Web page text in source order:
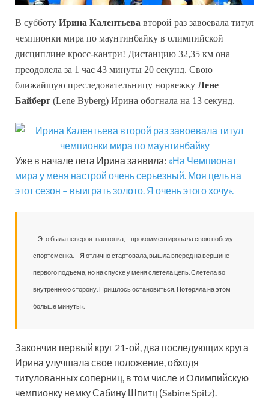
В субботу Ирина Калентьева второй раз завоевала титул
чемпионки мира по маунтинбайку в олимпийской
дисциплине кросс-кантри! Дистанцию 32,35 км она
преодолела за 1 час 43 минуты 20 секунд. Свою
ближайшую преследовательницу норвежку Лене
Байберг (Lene Byberg) Ирина обогнала на 13 секунд.
Уже в начале лета Ирина заявила: «На Чемпионат
мира у меня настрой очень серьезный. Моя цель на
этот сезон – выиграть золото. Я очень этого хочу».
– Это была невероятная гонка, – прокомментировала свою победу
спортсменка. – Я отлично стартовала, вышла вперед на вершине
первого подъема, но на спуске у меня слетела цепь. Слетела во
внутреннюю сторону. Пришлось остановиться. Потеряла на этом
больше минуты».
Закончив первый круг 21-ой, два последующих круга
Ирина улучшала свое положение, обходя
титулованных соперниц, в том числе и Oлимпийскую
чемпионку немку Сабину Шпитц (Sabine Spitz).